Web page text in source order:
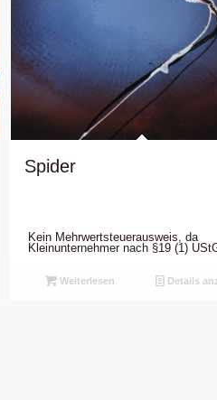
Spider
Kein Mehrwertsteuerausweis, da
Kleinunternehmer nach §19 (1)
Weiterlesen Details